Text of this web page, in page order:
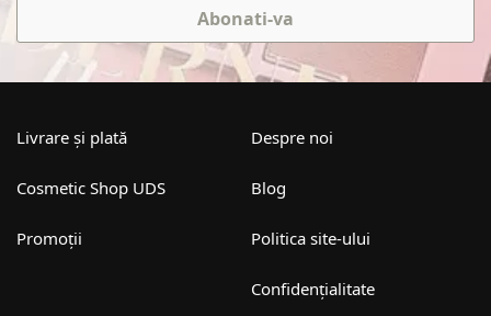
Abonati-va
Livrare și plată
Cosmetic Shop UDS
Promoții
Despre noi
Blog
Politica site-ului
Confidențialitate